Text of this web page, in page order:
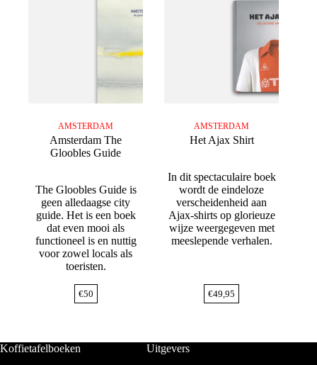
AMSTERDAM
Amsterdam The
Gloobles Guide
The Gloobles Guide is
geen alledaagse city
guide. Het is een boek
dat even mooi als
functioneel is en nuttig
voor zowel locals als
toeristen.
€50
AMSTERDAM
Het Ajax Shirt
In dit spectaculaire boek
wordt de eindeloze
verscheidenheid aan
Ajax-shirts op glorieuze
wijze weergegeven met
meeslepende verhalen.
€49,95
Koffietafelboeken
Uitgevers